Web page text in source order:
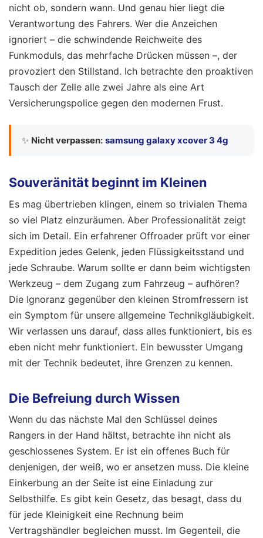
nicht ob, sondern wann. Und genau hier liegt die
Verantwortung des Fahrers. Wer die Anzeichen
ignoriert – die schwindende Reichweite des
Funkmoduls, das mehrfache Drücken müssen –, der
provoziert den Stillstand. Ich betrachte den proaktiven
Tausch der Zelle alle zwei Jahre als eine Art
Versicherungspolice gegen den modernen Frust.
✨ Nicht verpassen: samsung galaxy xcover 3 4g
Souveränität beginnt im Kleinen
Es mag übertrieben klingen, einem so trivialen Thema
so viel Platz einzuräumen. Aber Professionalität zeigt
sich im Detail. Ein erfahrener Offroader prüft vor einer
Expedition jedes Gelenk, jeden Flüssigkeitsstand und
jede Schraube. Warum sollte er dann beim wichtigsten
Werkzeug – dem Zugang zum Fahrzeug – aufhören?
Die Ignoranz gegenüber den kleinen Stromfressern ist
ein Symptom für unsere allgemeine Technikgläubigkeit.
Wir verlassen uns darauf, dass alles funktioniert, bis es
eben nicht mehr funktioniert. Ein bewusster Umgang
mit der Technik bedeutet, ihre Grenzen zu kennen.
Die Befreiung durch Wissen
Wenn du das nächste Mal den Schlüssel deines
Rangers in der Hand hältst, betrachte ihn nicht als
geschlossenes System. Er ist ein offenes Buch für
denjenigen, der weiß, wo er ansetzen muss. Die kleine
Einkerbung an der Seite ist eine Einladung zur
Selbsthilfe. Es gibt kein Gesetz, das besagt, dass du
für jede Kleinigkeit eine Rechnung beim
Vertragshändler begleichen musst. Im Gegenteil, die